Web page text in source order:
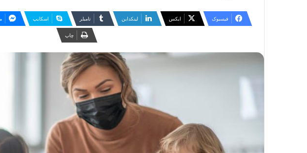
فیسبوک ایکس لینکداین تامبلر اسکایپ
چاپ